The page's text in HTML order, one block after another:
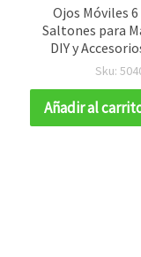
Ojos Móviles
Saltones para
DIY y
Mano, 50
Sku:
Añadir al